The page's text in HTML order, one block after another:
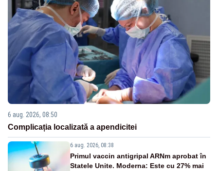
6 aug. 2026, 08:50
Complicația localizată a apendicitei
6 aug. 2026, 08:38
Primul vaccin antigripal ARNm aprobat în
Statele Unite. Moderna: Este cu 27% mai